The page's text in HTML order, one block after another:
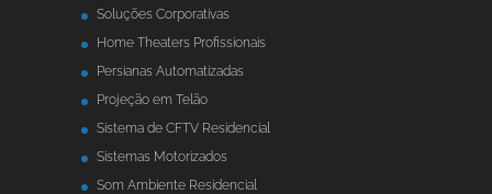
Soluções Corporativas
Home Theaters Profissionais
Persianas Automatizadas
Projeção em Telão
Sistema de CFTV Residencial
Sistemas Motorizados
Som Ambiente Residencial